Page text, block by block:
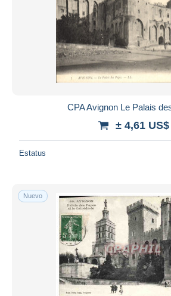
CPA Avignon Le Palais
± 4,61 US$
Estatus
Nuevo